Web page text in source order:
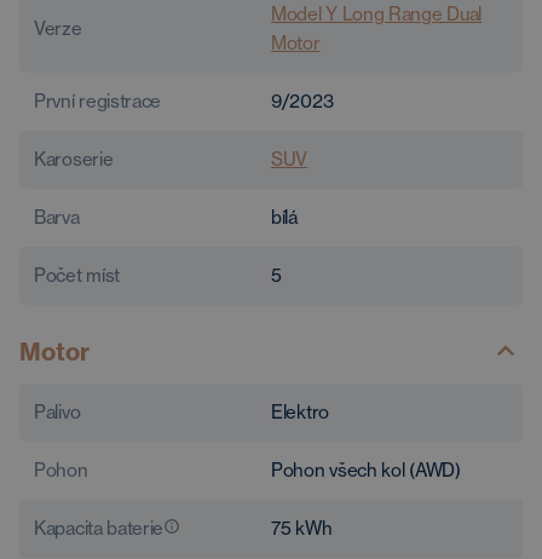
Verze
Model Y Long Range Dual
Motor
První registrace 9/2023
Karoserie SUV
Barva bílá
Počet míst 5
Motor
Palivo Elektro
Pohon Pohon všech kol (AWD)
Kapacita baterie 75 kWh